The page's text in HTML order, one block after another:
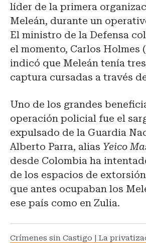
líder de la primera
Meleán, durante un
El ministro de la Defensa
el momento, Carlos Holmes
indicó que Meleán tenía
captura cursadas a través
Uno de los grandes
operación policial fue el
expulsado de la Guardia
Alberto Parra, alias Yeico
desde Colombia ha
de los espacios de
que antes ocupaban los
ese país como en Zulia.
Crímenes sin Castigo | La